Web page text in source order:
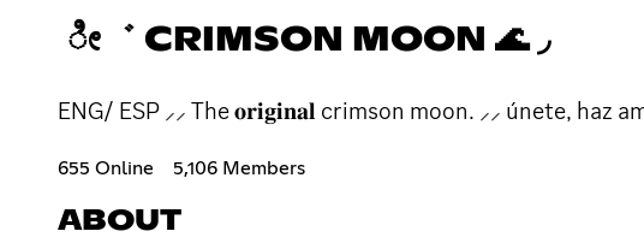
ೀ゛ CRIMSON MOON 🌊 ◞
ENG/ ESP ⸝⸝ The 𝐨𝐫𝐢𝐠𝐢𝐧𝐚𝐥 crimson moon. ⸝⸝ únete,
655 Online 5,106 Members
ABOUT